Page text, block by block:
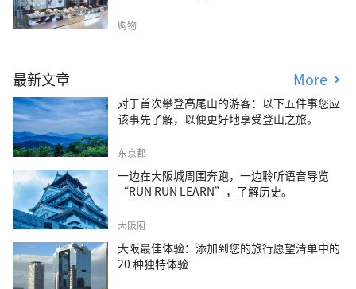
购物
最新文章 More
对于首次攀登高尾山的游客：以下五件事您应
该事先了解，以便更好地享受登山之旅。
东京都
一边在大阪城周围奔跑，一边聆听语音导览
“RUN RUN LEARN”，了解历史。
大阪府
大阪最佳体验：添加到您的旅行愿望清单中的
20 种独特体验